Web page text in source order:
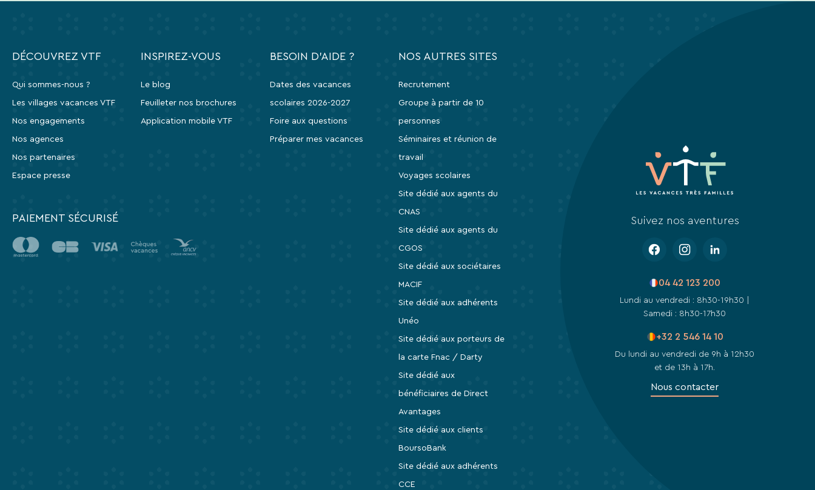
Suivez nos aventures
04 42 123 200
Lundi au vendredi : 8h30-19h30 |
Samedi : 8h30-17h30
+32 2 546 14 10
Du lundi au vendredi de 9h à 12h30
et de 13h à 17h.
Nous contacter
DÉCOUVREZ VTF
Qui sommes-nous ?
Les villages vacances VTF
Nos engagements
Nos agences
Nos partenaires
Espace presse
PAIEMENT SÉCURISÉ
INSPIREZ-VOUS
Le blog
Feuilleter nos brochures
Application mobile VTF
BESOIN D'AIDE ?
Dates des vacances
scolaires 2026-2027
Foire aux questions
Préparer mes vacances
NOS AUTRES SITES
Recrutement
Groupe à partir de 10
personnes
Séminaires et réunion de
travail
Voyages scolaires
Site dédié aux agents du
CNAS
Site dédié aux agents du
CGOS
Site dédié aux sociétaires
MACIF
Site dédié aux adhérents
Unéo
Site dédié aux porteurs de
la carte Fnac / Darty
Site dédié aux
bénéficiaires de Direct
Avantages
Site dédié aux clients
BoursoBank
Site dédié aux adhérents
CCE